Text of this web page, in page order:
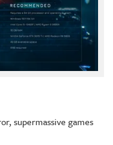
,supermassive games